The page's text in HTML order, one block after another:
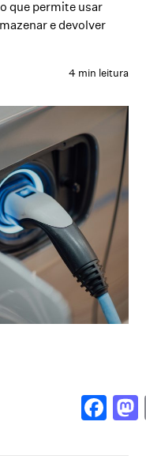
que permite usar
e devolver
4 min leitura